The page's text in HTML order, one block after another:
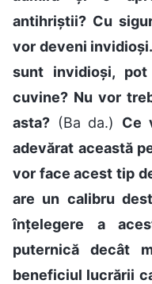
antihriștii? Cu
vor deveni
sunt invidioși,
cuvine? Nu vor
asta? (Ba da.) Ce
adevărat această
vor face acest tip
are un calibru
înțelegere a
puternică decât
beneficiul lucrării